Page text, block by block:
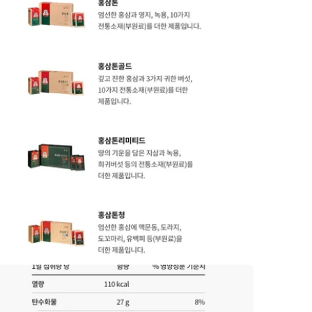
media
6
in
gallery